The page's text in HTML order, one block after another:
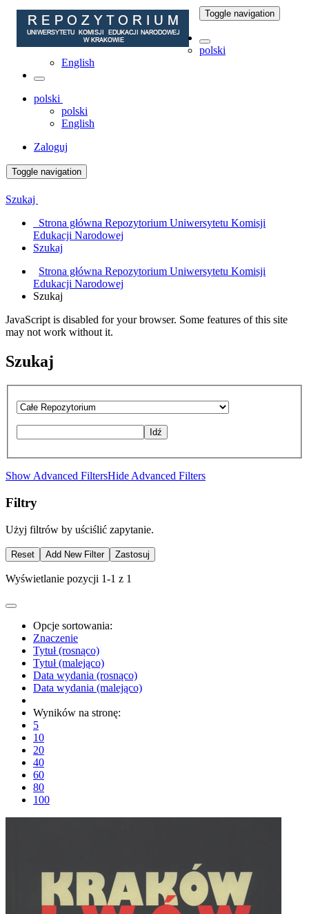
Toggle navigation
polski
English
polski
polski
English
Zaloguj
Toggle navigation
Szukaj
Strona główna Repozytorium Uniwersytetu Komisji
Edukacji Narodowej
Szukaj
Strona główna Repozytorium Uniwersytetu Komisji
Edukacji Narodowej
Szukaj
JavaScript is disabled for your browser. Some features of this site
may not work without it.
Szukaj
Idź
Show Advanced FiltersHide Advanced Filters
Filtry
Użyj filtrów by uściślić zapytanie.
Reset Add New Filter Zastosuj
Wyświetlanie pozycji 1-1 z 1
Opcje sortowania:
Znaczenie
Tytuł (rosnąco)
Tytuł (malejąco)
Data wydania (rosnąco)
Data wydania (malejąco)
Wyników na stronę:
5
10
20
40
60
80
100